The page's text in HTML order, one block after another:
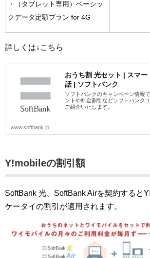
・（タブレット専用）ベーシッ
クデータ定額プラン for 4G
詳しくは↓こちら
おうち割 光セット | スマ
話 | ソフトバンク
ソフトバンクのキャンペーン情報
ントや料金割引などソフトバンク
ご紹介いたします。
www.softbank.jp
Y!mobileの割引額
SoftBank 光、SoftBank Airを契約すると
ケータイの割引が適用されます。